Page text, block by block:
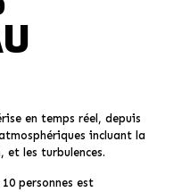
en temps réel, depuis
incluant la
et les turbulences.
personnes est